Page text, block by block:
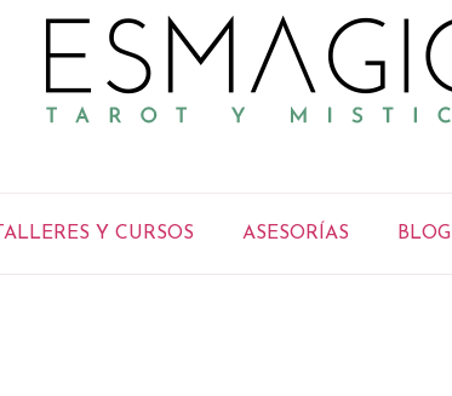
TALLERES Y CURSOS ASESORÍAS BLOG